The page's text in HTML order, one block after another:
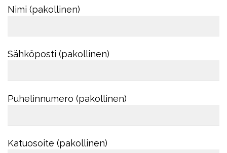
Nimi (pakollinen)
Sähköposti (pakollinen)
Puhelinnumero (pakollinen)
Katuosoite (pakollinen)